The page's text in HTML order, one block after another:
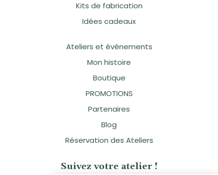
Kits de fabrication
Idées cadeaux
Ateliers et événements
Mon histoire
Boutique
PROMOTIONS
Partenaires
Blog
Réservation des Ateliers
Suivez votre atelier !